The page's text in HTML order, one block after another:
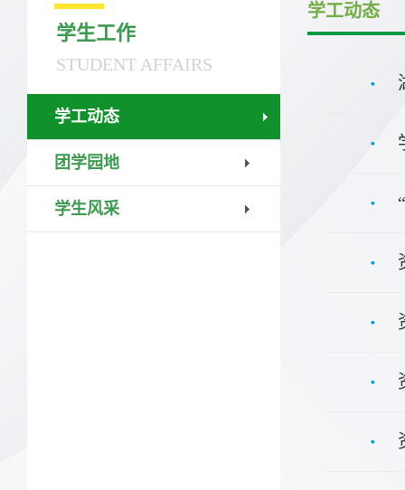
学生工作
STUDENT AFFAIRS
学工动态
团学园地
学生风采
学工动态